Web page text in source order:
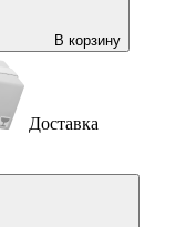
В корзину
Доставка